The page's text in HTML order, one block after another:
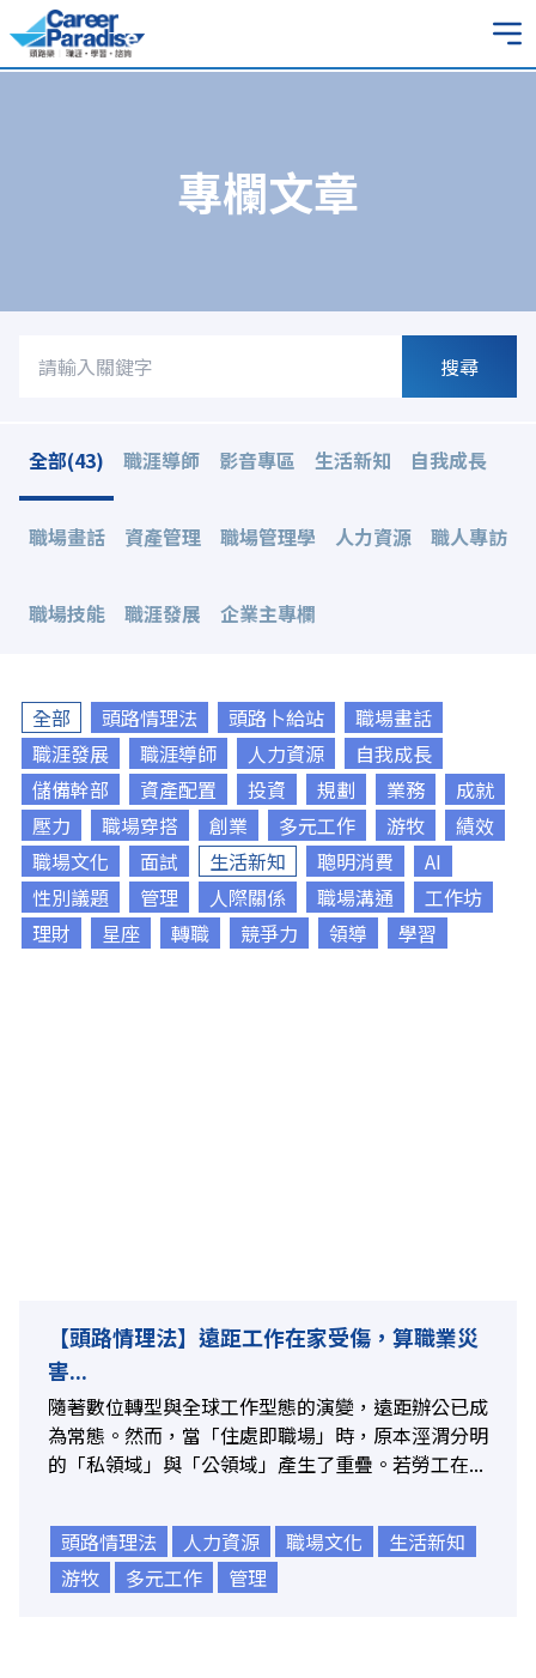
專欄文章
搜尋
全部(43) 職涯導師 影音專區 生活新知 自我成長
職場畫話 資產管理 職場管理學 人力資源 職人專訪
職場技能 職涯發展 企業主專欄
全部 頭路情理法 頭路卜給站
職場畫話
職涯發展
職涯導師 人力資源
自我成長
儲備幹部
資產配置 投資 規劃 業務
成就
壓力
職場穿搭 創業 多元工作 游牧
績效
職場文化
面試 生活新知 聰明消費
AI
性別議題
管理 人際關係 職場溝通
工作坊
理財
星座 轉職 競爭力 領導 學習
【頭路情理法】遠距工作在家受傷，算職業災
害...
隨著數位轉型與全球工作型態的演變，遠距辦公已成
為常態。然而，當「住處即職場」時，原本涇渭分明
的「私領域」與「公領域」產生了重疊。若勞工在...
頭路情理法 人力資源 職場文化
生活新知
游牧
多元工作 管理